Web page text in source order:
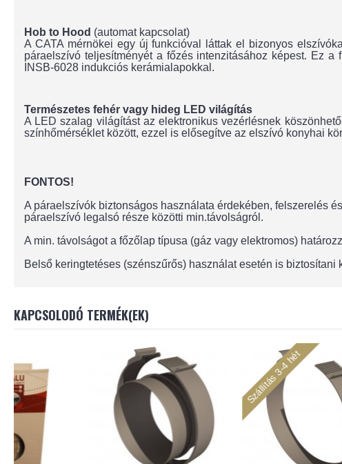
Hob to Hood (automat kapcsolat)
A CATA mérnökei egy új funkcióval láttak el bizonyos
páraelszívó teljesítményét a főzés intenzitásához képest. Ez
INSB-6028 indukciós kerámialapokkal.
Természetes fehér vagy hideg LED világítás
A LED szalag világítást az elektronikus vezérlésnek
színhőmérséklet között, ezzel is elősegítve az elszívó konyhai
FONTOS!
A páraelszívók biztonságos használata érdekében, felszerelés
páraelszívó legalsó része közötti min.távolságról.
A min. távolságot a főzőlap típusa (gáz vagy elektromos)
Belső keringtetéses (szénszűrős) használat esetén is biztosítani
KAPCSOLODÓ TERMÉK(EK)